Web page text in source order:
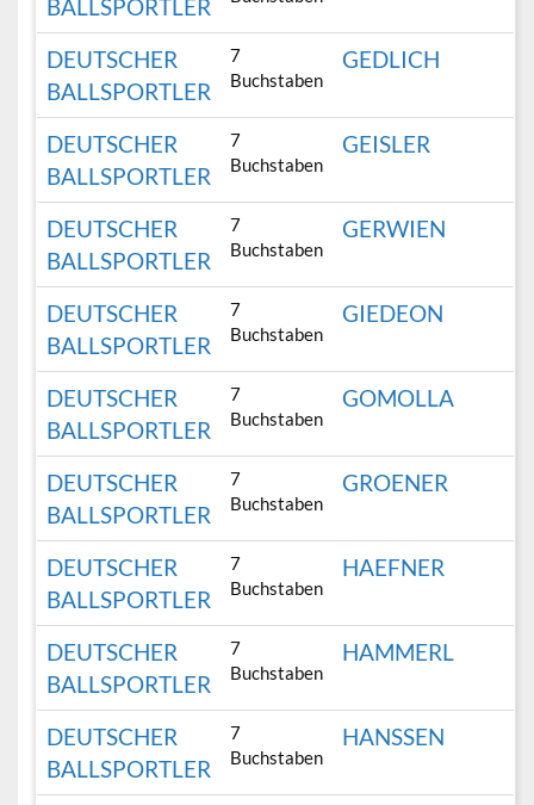
BALLSPORTLER
DEUTSCHER
BALLSPORTLER
7
Buchstaben
GEDLICH
DEUTSCHER
BALLSPORTLER
7
Buchstaben
GEISLER
DEUTSCHER
BALLSPORTLER
7
Buchstaben
GERWIEN
DEUTSCHER
BALLSPORTLER
7
Buchstaben
GIEDEON
DEUTSCHER
BALLSPORTLER
7
Buchstaben
GOMOLLA
DEUTSCHER
BALLSPORTLER
7
Buchstaben
GROENER
DEUTSCHER
BALLSPORTLER
7
Buchstaben
HAEFNER
DEUTSCHER
BALLSPORTLER
7
Buchstaben
HAMMERL
DEUTSCHER
BALLSPORTLER
7
Buchstaben
HANSSEN